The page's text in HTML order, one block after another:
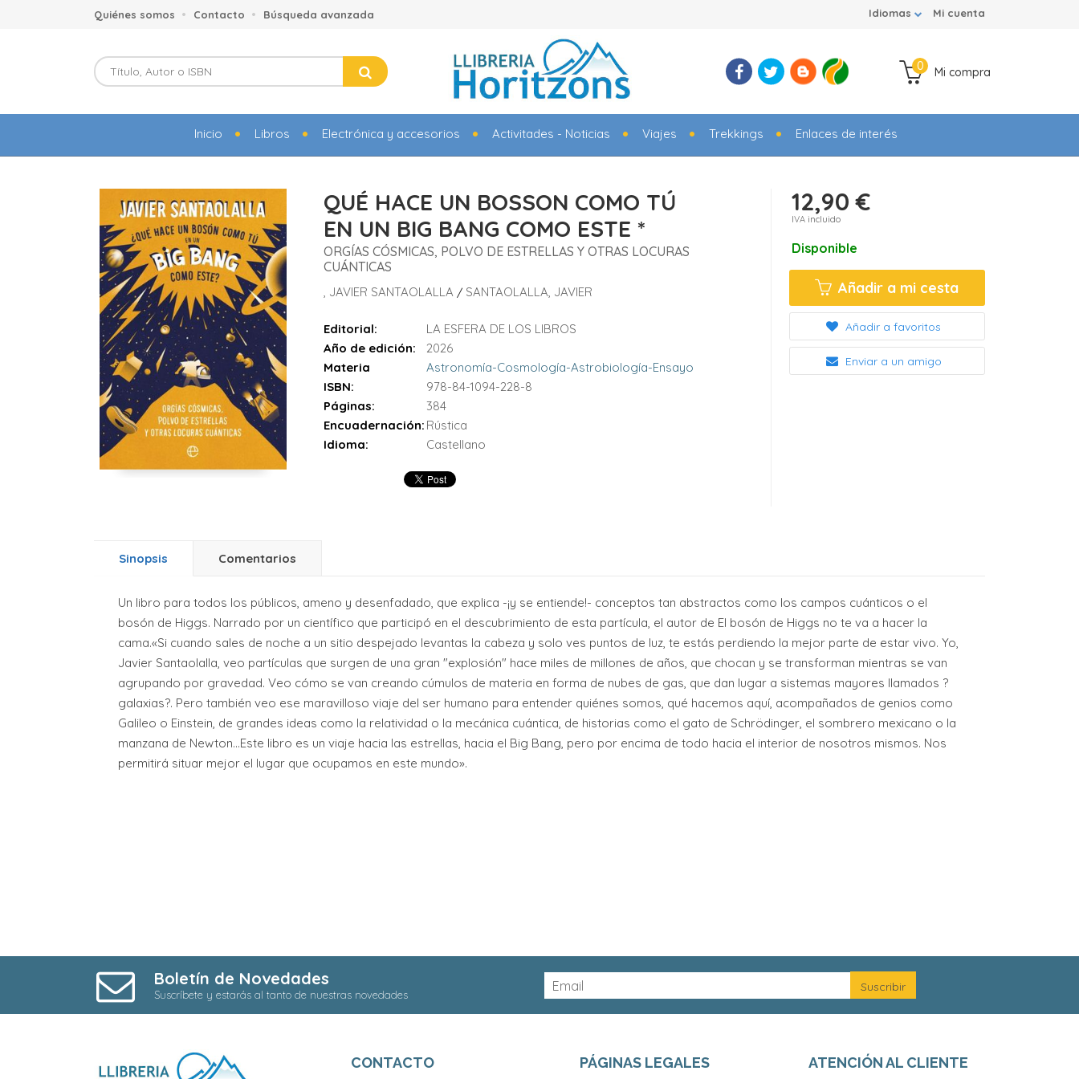
Mi cuenta
Idiomas
Quiénes somos Contacto Búsqueda avanzada
Mi compra
0
Inicio Libros Electrónica y accesorios Activitades - Noticias Viajes Trekkings Enlaces de interés
QUÉ HACE UN BOSSON COMO TÚ
EN UN BIG BANG COMO ESTE *
ORGÍAS CÓSMICAS, POLVO DE ESTRELLAS Y OTRAS LOCURAS
CUÁNTICAS
, JAVIER SANTAOLALLA / SANTAOLALLA, JAVIER
Editorial:
LA ESFERA DE LOS LIBROS
Año de edición:
2026
Materia
Astronomía-Cosmología-Astrobiología-Ensayo
ISBN:
978-84-1094-228-8
Páginas:
384
Encuadernación: Rústica
Idioma:
Castellano
12,90 €
IVA incluido
Disponible
Añadir a mi cesta
Añadir a favoritos
Enviar a un amigo
Sinopsis Comentarios
Un libro para todos los públicos, ameno y desenfadado, que explica -¡y se entiende!- conceptos tan abstractos como los campos cuánticos o el
bosón de Higgs. Narrado por un científico que participó en el descubrimiento de esta partícula, el autor de El bosón de Higgs no te va a hacer la
cama.«Si cuando sales de noche a un sitio despejado levantas la cabeza y solo ves puntos de luz, te estás perdiendo la mejor parte de estar vivo. Yo,
Javier Santaolalla, veo partículas que surgen de una gran "explosión" hace miles de millones de años, que chocan y se transforman mientras se van
agrupando por gravedad. Veo cómo se van creando cúmulos de materia en forma de nubes de gas, que dan lugar a sistemas mayores llamados ?
galaxias?. Pero también veo ese maravilloso viaje del ser humano para entender quiénes somos, qué hacemos aquí, acompañados de genios como
Galileo o Einstein, de grandes ideas como la relatividad o la mecánica cuántica, de historias como el gato de Schrödinger, el sombrero mexicano o la
manzana de Newton...Este libro es un viaje hacia las estrellas, hacia el Big Bang, pero por encima de todo hacia el interior de nosotros mismos. Nos
permitirá situar mejor el lugar que ocupamos en este mundo».
Boletín de Novedades
Suscríbete y estarás al tanto de nuestras novedades
CONTACTO PÁGINAS LEGALES ATENCIÓN AL CLIENTE